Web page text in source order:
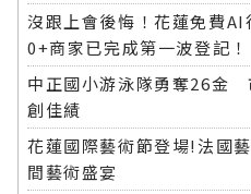
沒跟上會後悔！花蓮免費
0+商家已完成第一波登記！
中正國小游泳隊勇奪26金
創佳績
花蓮國際藝術節登場!法國
間藝術盛宴